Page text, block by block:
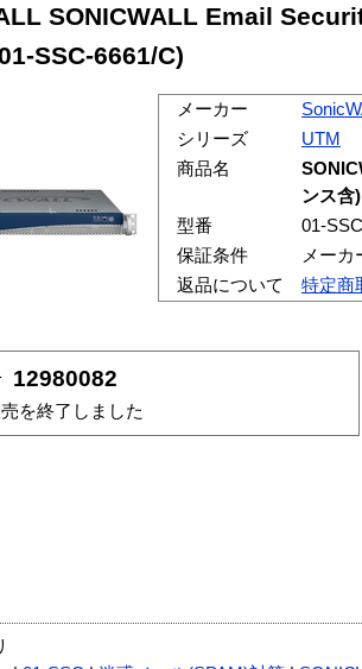
SONICWALL Email
SSC-6661/C)
メーカー
シリーズ
UTM
商品名
ンス含)
型番
01-
保証条件
メー
返品について
特定商
12980082
を終了しました